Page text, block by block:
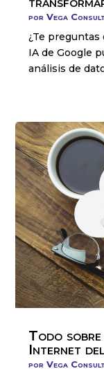
porVega
¿Te preguntas
IA de Google
análisis de
Todo sobre
Internet
porVega